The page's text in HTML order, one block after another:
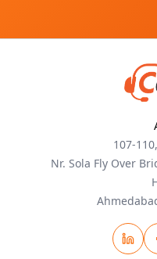
107-
Nr. Sola Fly Over